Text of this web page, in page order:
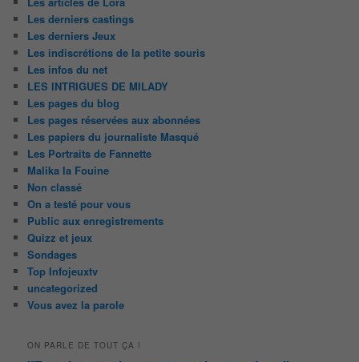
Les derniers castings
Les derniers Jeux
Les indiscrétions de la petite souris
Les infos du net
LES INTRIGUES DE MILADY
Les pages du blog
Les pages réservées aux abonnées
Les papiers du journaliste Masqué
Les Portraits de Fannette
Malika la Fouine
Non classé
On a testé pour vous
Public aux enregistrements
Quizz et jeux
Sondages
Top Infojeuxtv
uncategorized
Vous avez la parole
ON PARLE DE TOUT ÇA !